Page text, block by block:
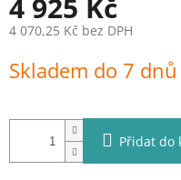
4 925 Kč
4 070,25 Kč bez DPH
cena:
Skladem do 7 dnů
Přidat do